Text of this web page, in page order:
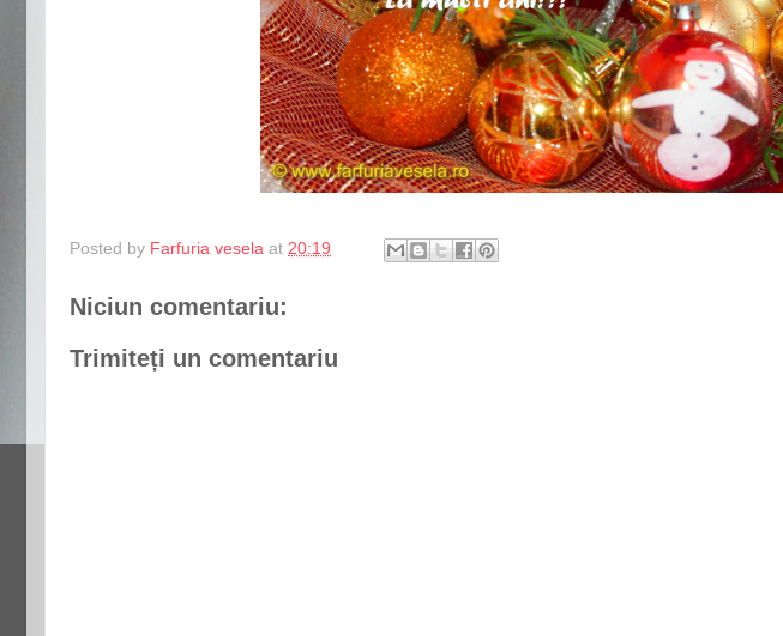
Posted by Farfuria vesela at 20:19
Niciun comentariu:
Trimiteți un comentariu